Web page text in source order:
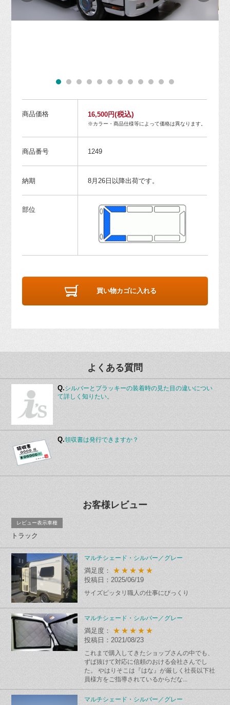
商品価格 16,500円(税込)
※カラー・商品仕様等によって価格は異なります。
商品番号 1249
納期 8月26日以降出荷です。
部位
買い物カゴに入れる
よくある質問
Q.シルバーとブラッキーの装着時の見た目の違いについ
て詳しく知りたい。
Q.領収書は発行できますか？
お客様レビュー
レビュー表示車種
トラック
マルチシェード・シルバー／グレー
満足度： ★★★★★
投稿日：2025/06/19
サイズピッタリ職人の仕事にびっくり
マルチシェード・シルバー／グレー
満足度： ★★★★★
投稿日：2021/08/23
これまで購入してきたショップさんの中でも、
ずば抜けて対応に信頼のおける会社さんでし
た。 やはりそこは『はな』が厳しく社長以下社
員様方をご指導されているからだな...
マルチシェード・シルバー／グレー